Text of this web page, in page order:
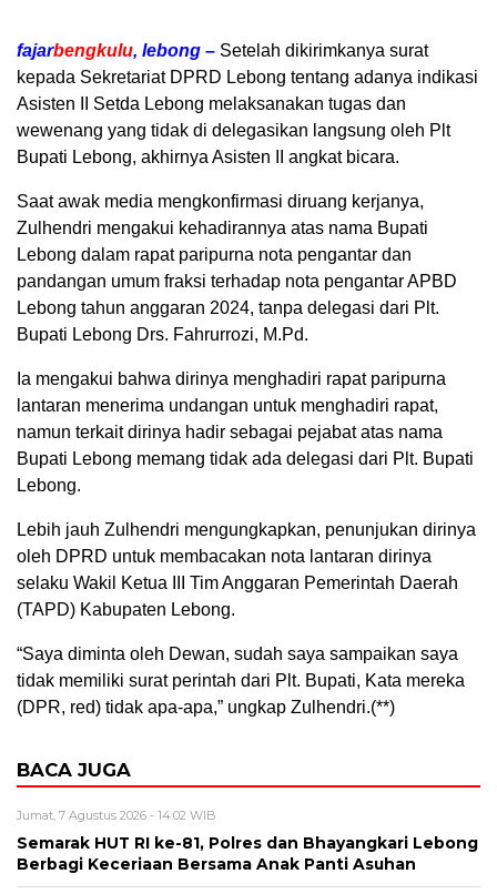
fajarbengkulu, lebong – Setelah dikirimkanya surat
kepada Sekretariat DPRD Lebong tentang adanya indikasi
Asisten II Setda Lebong melaksanakan tugas dan
wewenang yang tidak di delegasikan langsung oleh Plt
Bupati Lebong, akhirnya Asisten II angkat bicara.
Saat awak media mengkonfirmasi diruang kerjanya,
Zulhendri mengakui kehadirannya atas nama Bupati
Lebong dalam rapat paripurna nota pengantar dan
pandangan umum fraksi terhadap nota pengantar APBD
Lebong tahun anggaran 2024, tanpa delegasi dari Plt.
Bupati Lebong Drs. Fahrurrozi, M.Pd.
Ia mengakui bahwa dirinya menghadiri rapat paripurna
lantaran menerima undangan untuk menghadiri rapat,
namun terkait dirinya hadir sebagai pejabat atas nama
Bupati Lebong memang tidak ada delegasi dari Plt. Bupati
Lebong.
Lebih jauh Zulhendri mengungkapkan, penunjukan dirinya
oleh DPRD untuk membacakan nota lantaran dirinya
selaku Wakil Ketua III Tim Anggaran Pemerintah Daerah
(TAPD) Kabupaten Lebong.
“Saya diminta oleh Dewan, sudah saya sampaikan saya
tidak memiliki surat perintah dari Plt. Bupati, Kata mereka
(DPR, red) tidak apa-apa,” ungkap Zulhendri.(**)
BACA JUGA
Jumat, 7 Agustus 2026 - 14:02 WIB
Semarak HUT RI ke-81, Polres dan Bhayangkari Lebong
Berbagi Keceriaan Bersama Anak Panti Asuhan